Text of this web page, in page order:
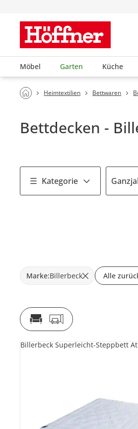
Möbel Garten Küche
Heimtextilien Bettwaren
Bettdecken -
Kategorie
Marke:Billerbeck Alle
Billerbeck Superleicht-Steppbett